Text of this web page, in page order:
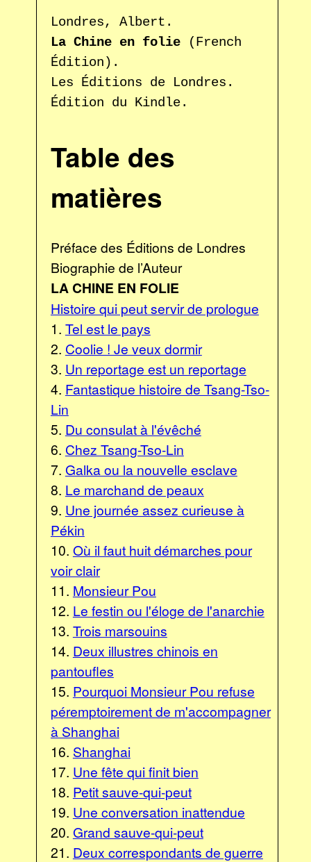
Londres, Albert.
La Chine en folie(French
Édition).
Les Éditions de Londres.
Édition du Kindle.
Table des
matières
Préface des Éditions de Londres
Biographie de l’Auteur
LA CHINE EN FOLIE
Histoire qui peut servir de prologue
1. Tel est le pays
2. Coolie ! Je veux dormir
3. Un reportage est un reportage
4. Fantastique histoire de Tsang-Tso-
Lin
5. Du consulat à l'évêché
6. Chez Tsang-Tso-Lin
7. Galka ou la nouvelle esclave
8. Le marchand de peaux
9. Une journée assez curieuse à
Pékin
10. Où il faut huit démarches pour
voir clair
11. Monsieur Pou
12. Le festin ou l'éloge de l'anarchie
13. Trois marsouins
14. Deux illustres chinois en
pantoufles
15. Pourquoi Monsieur Pou refuse
péremptoirement de m'accompagner
à Shanghai
16. Shanghai
17. Une fête qui finit bien
18. Petit sauve-qui-peut
19. Une conversation inattendue
20. Grand sauve-qui-peut
21. Deux correspondants de guerre